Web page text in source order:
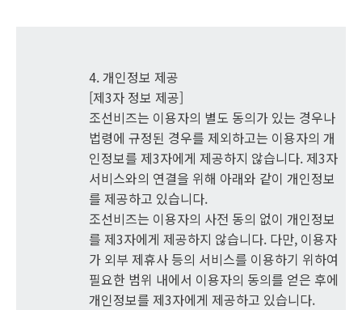
4. 개인정보 제공
[제3자 정보 제공]
조선비즈는 이용자의 별도 동의가 있는 경우나
법령에 규정된 경우를 제외하고는 이용자의 개
인정보를 제3자에게 제공하지 않습니다. 제3자
서비스와의 연결을 위해 아래와 같이 개인정보
를 제공하고 있습니다.
조선비즈는 이용자의 사전 동의 없이 개인정보
를 제3자에게 제공하지 않습니다. 다만, 이용자
가 외부 제휴사 등의 서비스를 이용하기 위하여
필요한 범위 내에서 이용자의 동의를 얻은 후에
개인정보를 제3자에게 제공하고 있습니다.